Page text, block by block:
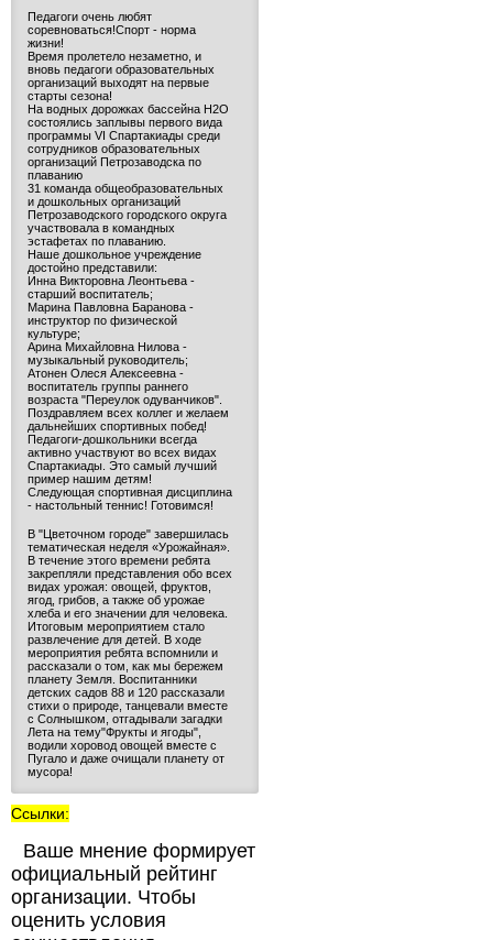
Педагоги очень любят
соревноваться!Спорт - норма
жизни!
Время пролетело незаметно, и
вновь педагоги образовательных
организаций выходят на первые
старты сезона!
На водных дорожках бассейна H2O
состоялись заплывы первого вида
программы VI Спартакиады среди
сотрудников образовательных
организаций Петрозаводска по
плаванию
31 команда общеобразовательных
и дошкольных организаций
Петрозаводского городского округа
участвовала в командных
эстафетах по плаванию.
Наше дошкольное учреждение
достойно представили:
Инна Викторовна Леонтьева -
старший воспитатель;
Марина Павловна Баранова -
инструктор по физической
культуре;
Арина Михайловна Нилова -
музыкальный руководитель;
Атонен Олеся Алексеевна -
воспитатель группы раннего
возраста "Переулок одуванчиков".
Поздравляем всех коллег и желаем
дальнейших спортивных побед!
Педагоги-дошкольники всегда
активно участвуют во всех видах
Спартакиады. Это самый лучший
пример нашим детям!
Следующая спортивная дисциплина
- настольный теннис! Готовимся!
В "Цветочном городе" завершилась
тематическая неделя «Урожайная».
В течение этого времени ребята
закрепляли представления обо всех
видах урожая: овощей, фруктов,
ягод, грибов, а также об урожае
хлеба и его значении для человека.
Итоговым мероприятием стало
развлечение для детей. В ходе
мероприятия ребята вспомнили и
рассказали о том, как мы бережем
планету Земля. Воспитанники
детских садов 88 и 120 рассказали
стихи о природе, танцевали вместе
с Солнышком, отгадывали загадки
Лета на тему"Фрукты и ягоды",
водили хоровод овощей вместе с
Пугало и даже очищали планету от
мусора!
Ссылки:
Ваше мнение формирует
официальный рейтинг
организации. Чтобы
оценить условия